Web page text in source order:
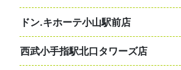
ドン.キホーテ小山駅前店
西武小手指駅北口タワーズ店